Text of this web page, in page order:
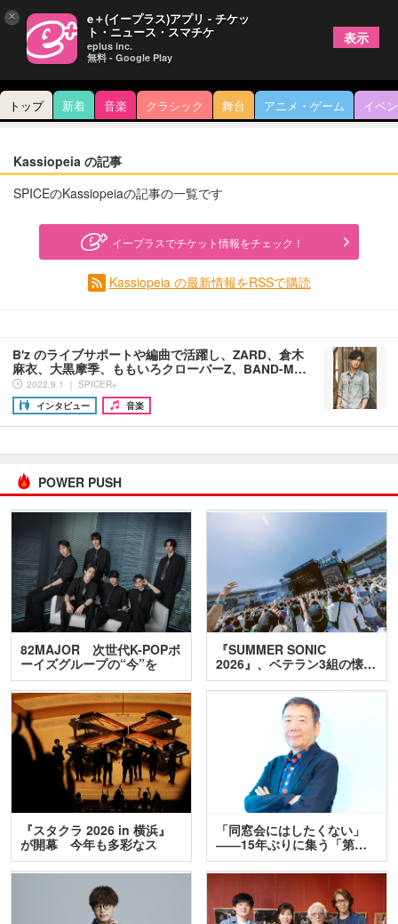
トップ 新着 音楽 クラシック 舞台 アニメ・ゲーム イベ
Kassiopeia の記事
SPICEのKassiopeiaの記事の一覧です
イープラスでチケット情報をチェック！
Kassiopeia の最新情報をRSSで購読
B'z のライブサポートや編曲で活躍し、ZARD、倉木
麻衣、大黒摩季、ももいろクローバーZ、BAND-M…
2022.9.1 ｜ SPICER+
インタビュー
音楽
POWER PUSH
82MAJOR 次世代K-POPボ
ーイズグループの“今”を
訊…
『SUMMER SONIC
2026』、ベテラン3組の懐…
『スタクラ 2026 in 横浜』
が開幕 今年も多彩なス
テ…
「同窓会にはしたくない」
――15年ぶりに集う「第…
× e＋(イープラス)アプリ - チケッ
ト・ニュース・スマチケ
eplus inc.
無料 - Google Play
表示